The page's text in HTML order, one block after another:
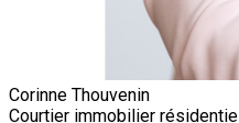
Corinne Thouvenin
Courtier immobilier résidentiel